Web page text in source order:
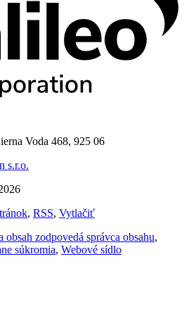
Voda 468, 925 06
s.r.o.
, RSS, Vytlačiť
obsah zodpovedá správca obsahu,
súkromia, Webové sídlo